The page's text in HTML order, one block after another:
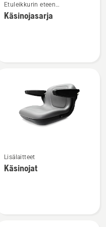
lisätietoja
tuotteesta
Etuleikkurin eteen
kiinnitettävät lisälaitteet
Käsinojasarja
lisätietoja
tuotteesta
Lisälaitteet
Käsinojat